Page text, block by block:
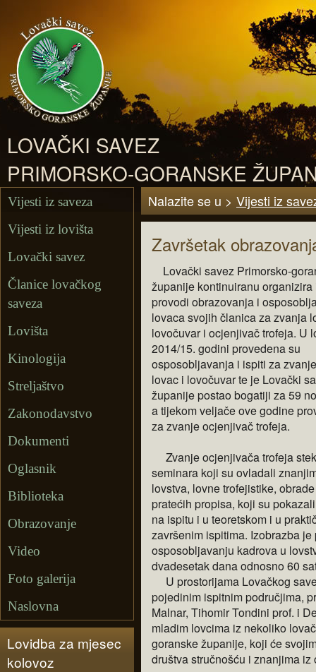
LOVAČKI SAVEZ
PRIMORSKO-GORANSKE
Vijesti iz saveza
Vijesti iz lovišta
Lovački savez
Članice lovačkog
saveza
Lovišta
Kinologija
Streljaštvo
Zakonodavstvo
Dokumenti
Oglasnik
Biblioteka
Obrazovanje
Video
Foto galerija
Naslovna
Lovidba za mjesec
kolovoz
Nalazite se u > Vijesti iz
Završetak
Lovački savez Primorsko-
županije kontinuiranu organizira
provodi obrazovanja i
lovaca svojih članica za zvanja
lovočuvar i ocjenjivač trofeja. U
2014/15. godini provedena su
osposobljavanja i ispiti za zvanje
lovac i lovočuvar te je Lovački
županije postao bogatiji za 59
a tijekom veljače ove godine
za zvanje ocjenjivač trofeja.
Zvanje ocjenjivača trofeja
seminara koji su ovladali
lovstva, lovne trofejistike,
pratećih propisa, koji su
na ispitu i u teoretskom i u
završenim ispitima. Izobrazba
osposobljavanju kadrova u
dvadesetak dana odnosno 60
U prostorijama Lovačkog
pojedinim ispitnim područjima,
Malnar, Tihomir Tondini prof. i
mladim lovcima iz nekoliko
goranske županije, koji će
društva stručnošću i znanjima iz